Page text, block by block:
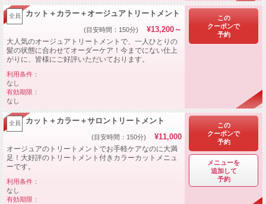
全員 カット＋カラー＋オージュアトリートメント
(目安時間：150分) ¥13,200～
大人気のオージュアトリートメントで、一人ひとりの
髪の状態に合わせてオーダーケア！今までにない仕上
がりに、皆様にご好評いただいております。
利用条件：
なし
有効期限：
なし
この
クーポンで
予約
全員 カット＋カラー＋サロントリートメント
(目安時間：150分) ¥11,000
オージュアのトリートメントでお手軽ケアなのに大満
足！大好評のトリートメント付きカラーカットメニュ
ーです。
利用条件：
なし
有効期限：
この
クーポンで
予約
メニューを
追加して
予約